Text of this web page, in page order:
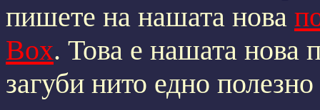
пишете на нашата нова
Box. Това е нашата нова
загуби нито едно